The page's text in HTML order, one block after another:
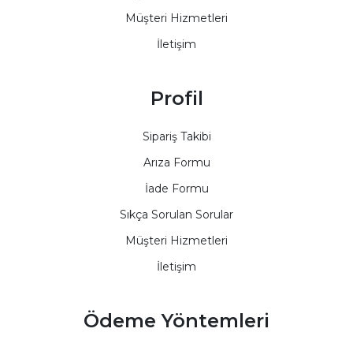
Müşteri Hizmetleri
İletişim
Profil
Sipariş Takibi
Arıza Formu
İade Formu
Sıkça Sorulan Sorular
Müşteri Hizmetleri
İletişim
Ödeme Yöntemleri